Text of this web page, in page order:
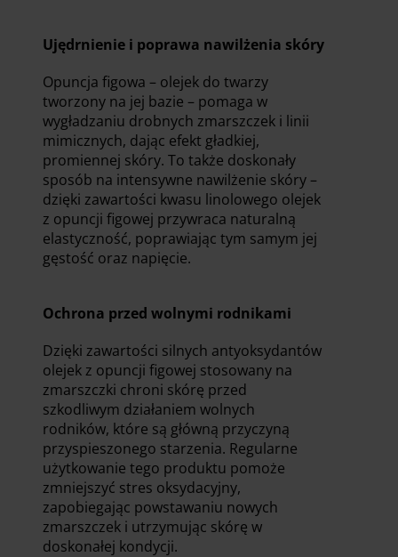
Ujędrnienie i poprawa nawilżenia skóry
Opuncja figowa – olejek do twarzy
tworzony na jej bazie – pomaga w
wygładzaniu drobnych zmarszczek i linii
mimicznych, dając efekt gładkiej,
promiennej skóry. To także doskonały
sposób na intensywne nawilżenie skóry –
dzięki zawartości kwasu linolowego olejek
z opuncji figowej przywraca naturalną
elastyczność, poprawiając tym samym jej
gęstość oraz napięcie.
Ochrona przed wolnymi rodnikami
Dzięki zawartości silnych antyoksydantów
olejek z opuncji figowej stosowany na
zmarszczki chroni skórę przed
szkodliwym działaniem wolnych
rodników, które są główną przyczyną
przyspieszonego starzenia. Regularne
użytkowanie tego produktu pomoże
zmniejszyć stres oksydacyjny,
zapobiegając powstawaniu nowych
zmarszczek i utrzymując skórę w
doskonałej kondycji.